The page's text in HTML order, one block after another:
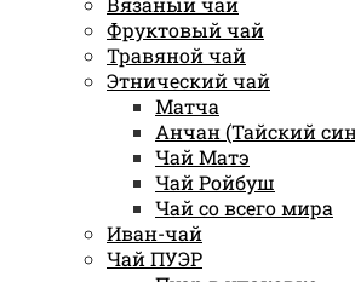
Фруктовый чай
Травяной чай
Этнический чай
Матча
Анчан (Тайский
Чай Матэ
Чай Ройбуш
Чай со всего мира
Иван-чай
Чай ПУЭР